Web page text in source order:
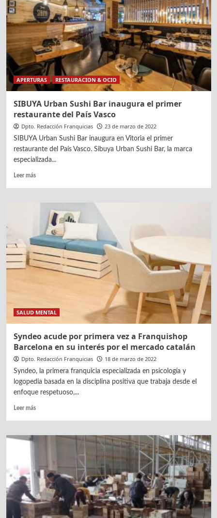
cifra
de
4,76
millones
de
euros
APERTURAS RESTAURACION & OCIO
SIBUYA Urban Sushi Bar inaugura el primer
restaurante del País Vasco
Dpto. Redacción Franquicias 23 de marzo de 2022
SIBUYA Urban Sushi Bar inaugura en Vitoria el primer
restaurante del País Vasco. Sibuya Urban Sushi Bar, la marca
especializada...
Leer másLeer
Urban
Sushi
inaugura
el
primer
restaurante
SALUD MENTAL
Syndeo acude por primera vez a Franquishop
Barcelona en su interés por el mercado catalán
Dpto. Redacción Franquicias 18 de marzo de 2022
Syndeo, la primera franquicia especializada en psicología y
logopedia basada en la disciplina positiva que trabaja desde el
enfoque respetuoso,...
Leer másLeer
Syndeo
vez
Franquishop
Barcelona
en